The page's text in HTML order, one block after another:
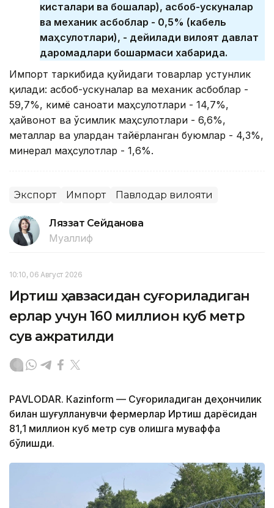
кисталари ва бошқалар), асбоб-ускуналар
ва механик асбоблар - 0,5% (кабель
маҳсулотлари), - дейилади вилоят давлат
даромадлари бошқармаси хабарида.
Импорт таркибида қуйидаги товарлар устунлик
қилади: асбоб-ускуналар ва механик асбоблар -
59,7%, кимё саноати маҳсулотлари - 14,7%,
ҳайвонот ва ўсимлик маҳсулотлари - 6,6%,
металлар ва улардан тайёрланган буюмлар - 4,3%,
минерал маҳсулотлар - 1,6%.
Экспорт Импорт Павлодар вилояти
Ляззат Сейданова
Муаллиф
10:10, 06 Август 2026
Иртиш ҳавзасидан суғориладиган
ерлар учун 160 миллион куб метр
сув ажратилди
PAVLODAR. Кazinform — Суғориладиган деҳқончилик
билан шуғулланувчи фермерлар Иртиш дарёсидан
81,1 миллион куб метр сув олишга муваффақ
бўлишди.